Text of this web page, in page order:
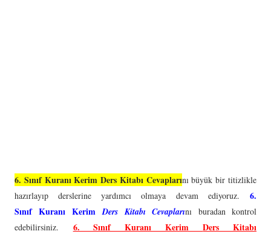
6. Sınıf Kuranı Kerim Ders Kitabı Cevaplarını büyük bir titizlikle
hazırlayıp derslerine yardımcı olmaya devam ediyoruz.6.
SınıfKuranı KerimDers Kitabı Cevaplarını buradan kontrol
edebilirsiniz. 6. Sınıf Kuranı KerimDers Kitabı